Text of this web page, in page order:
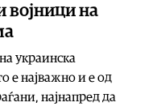
војници на
украинска
е најважно и е од
најнапред да